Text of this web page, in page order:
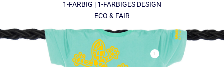
1-FARBIG | 1-FARBIGES DESIGN
ECO & FAIR
1